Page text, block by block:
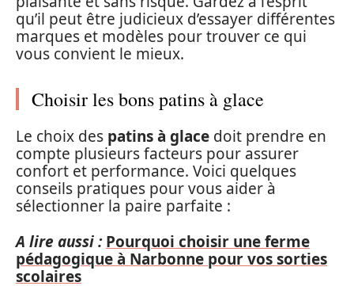
qu’il peut être judicieux d’essayer différentes
marques et modèles pour trouver ce qui
vous convient le mieux.
Choisir les bons patins à glace
Le choix des patins à glace doit prendre en
compte plusieurs facteurs pour assurer
confort et performance. Voici quelques
conseils pratiques pour vous aider à
sélectionner la paire parfaite :
A lire aussi : Pourquoi choisir une ferme
pédagogique à Narbonne pour vos sorties
scolaires